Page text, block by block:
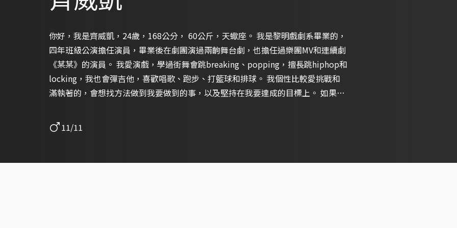
你好，我是齊威凱，24歲，168公分， 60公斤，天蠍座。 我是黎明戲劇系畢業的，
四年班級公演擔任演員，畢業後在劇團演過兩齣舞台劇，也擔任過樂團MV和連續劇
《某某》的演員。 我愛演戲，學過街舞會跳breaking、popping，擅長跳hiphop和
locking，我也會彈吉他，喜歡唱歌、跑步、打籃球和排球。 我個性比較愛挑戰和
滿執著的，會想找方法做到我要做到的事，以及堅持在我要達成的目標上。 如果有
11/11